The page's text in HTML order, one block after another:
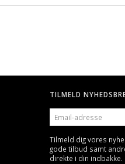
TILMELD
EMAIL-
ADRESSE
Tilmeld dig vores
gode tilbud samt
direkte i din indbakke.